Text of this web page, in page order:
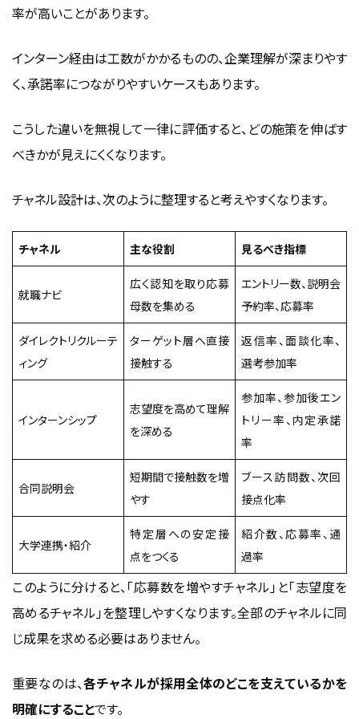
率が高いことがあります。
インターン経由は工数がかかるものの、企業理解が深まりやす
く、承諾率につながりやすいケースもあります。
こうした違いを無視して一律に評価すると、どの施策を伸ばす
べきかが見えにくくなります。
チャネル設計は、次のように整理すると考えやすくなります。
チャネル 主な役割 見るべき指標
就職ナビ
広く認知を取り応募
母数を集める
エントリー数、説明会
予約率、応募率
ダイレクトリクルーテ
ィング
ターゲット層へ直接
接触する
返信率、面談化率、
選考参加率
インターンシップ
志望度を高めて理解
を深める
参加率、参加後エン
トリー率、内定承諾
率
合同説明会
短期間で接触数を増
やす
ブース訪問数、次回
接点化率
大学連携・紹介
特定層への安定接
点をつくる
紹介数、応募率、通
過率
このように分けると、「応募数を増やすチャネル」と「志望度を
高めるチャネル」を整理しやすくなります。全部のチャネルに同
じ成果を求める必要はありません。
重要なのは、各チャネルが採用全体のどこを支えているかを
明確にすることです。